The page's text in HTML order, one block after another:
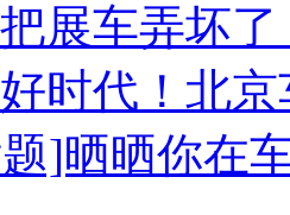
展车弄坏
时代！北
]晒晒你在